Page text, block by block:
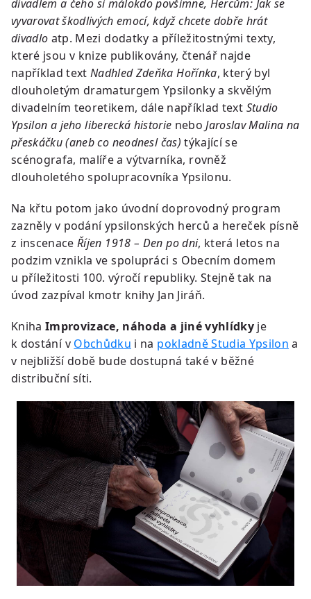
divadlem a čeho si málokdo povšimne, Hercům: Jak se
vyvarovat škodlivých emocí, když chcete dobře hrát
divadlo atp. Mezi dodatky a příležitostnými texty,
které jsou v knize publikovány, čtenář najde
například textNadhled Zdeňka Hořínka, který byl
dlouholetým dramaturgem Ypsilonky a skvělým
divadelním teoretikem, dále například text Studio
Ypsilon a jeho liberecká historie neboJaroslav Malina na
přeskáčku (aneb co neodnesl čas) týkající se
scénografa, malíře a výtvarníka, rovněž
dlouholetého spolupracovníka Ypsilonu.
Na křtu potom jako úvodní doprovodný program
zazněly v podání ypsilonských herců a hereček písně
z inscenaceŘíjen 1918 – Den po dni, která letos na
podzim vznikla ve spolupráci s Obecním domem
u příležitosti 100. výročí republiky. Stejně tak na
úvod zazpíval kmotr knihy Jan Jiráň.
KnihaImprovizace, náhoda a jiné vyhlídkyje
k dostání v Obchůdku i na pokladně Studia Ypsilon a
v nejbližší době bude dostupná také v běžné
distribuční síti.